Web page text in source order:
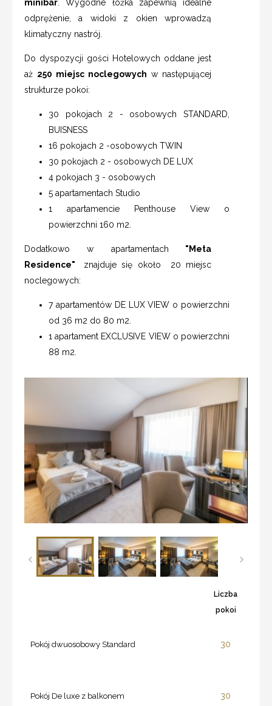
minibar . Wygodne łóżka zapewnią idealne
odprężenie, a widoki z okien wprowadzą
klimatyczny nastrój.
Do dyspozycji gości Hotelowych oddane jest
aż 250 miejsc noclegowych w następującej
strukturze pokoi:
30 pokojach 2 - osobowych STANDARD,
BUISNESS
16 pokojach 2 -osobowych TWIN
30 pokojach 2 - osobowych DE LUX
4 pokojach 3 - osobowych
5 apartamentach Studio
1 apartamencie Penthouse View o
powierzchni 160 m2.
Dodatkowo w apartamentach "Meta
Residence" znajduje się około 20 miejsc
noclegowych:
7 apartamentów DE LUX VIEW o powierzchni
od 36 m2 do 80 m2.
1 apartament EXCLUSIVE VIEW o powierzchni
88 m2.
Liczba
pokoi
Pokój dwuosobowy Standard 30
Pokój De luxe z balkonem 30